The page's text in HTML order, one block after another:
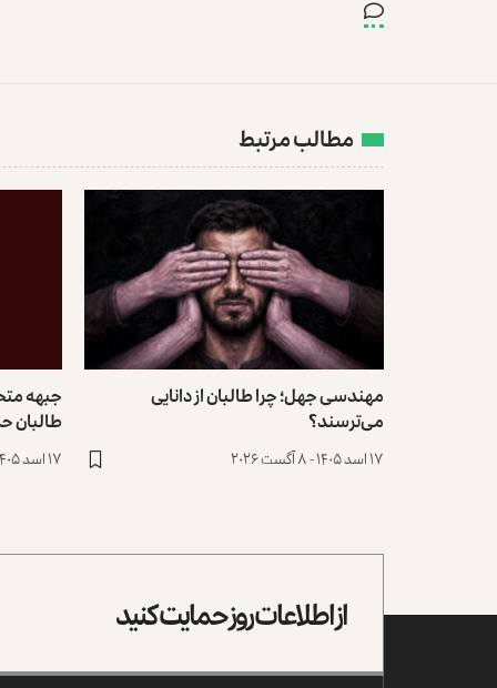
مطالب مرتبط
مهندسی جهل؛ چرا طالبان از دانایی
می‌ترسند؟
۱۷ اسد ۱۴۰۵ - ۸ آگست ۲۰۲۶
طالبان
۱۷ اسد ۱۴۰۵ - ۸ آگست ۲۰۲۶
از اطلاعات روز حمایت کنید